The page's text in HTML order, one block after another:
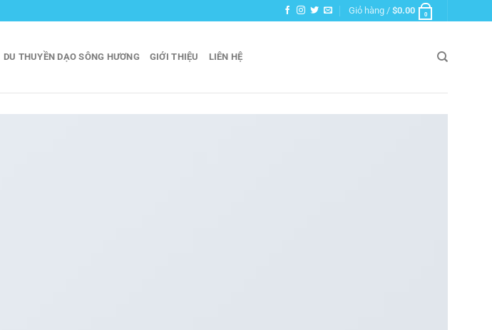
Giỏ hàng /$0.00 0
DU THUYỀN DẠO SÔNG HƯƠNG GIỚI THIỆU LIÊN HỆ